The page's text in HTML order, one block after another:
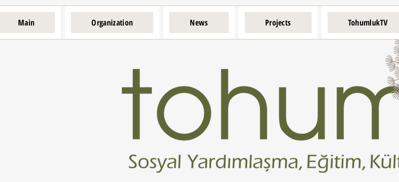
Main Organization News Projects TohumlukTV